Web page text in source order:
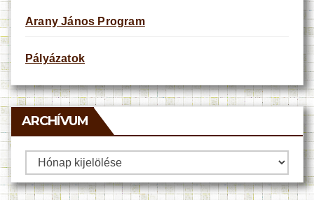
Arany János Program
Pályázatok
ARCHÍVUM
Archívum